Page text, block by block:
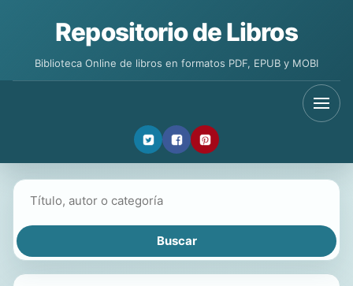
Repositorio de Libros
Biblioteca Online de libros en formatos PDF, EPUB y MOBI